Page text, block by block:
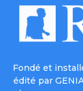
Fondé et
édité par